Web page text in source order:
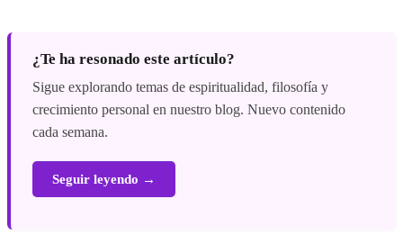
¿Te ha resonado este artículo?
Sigue explorando temas de espiritualidad, filosofía y
crecimiento personal en nuestro blog. Nuevo contenido
cada semana.
Seguir leyendo →